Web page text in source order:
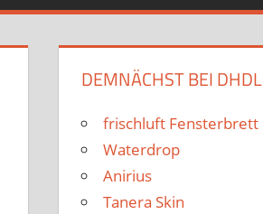
DEMNÄCHST BEI DHDL
frischluft Fensterbrett
Waterdrop
Anirius
Tanera Skin